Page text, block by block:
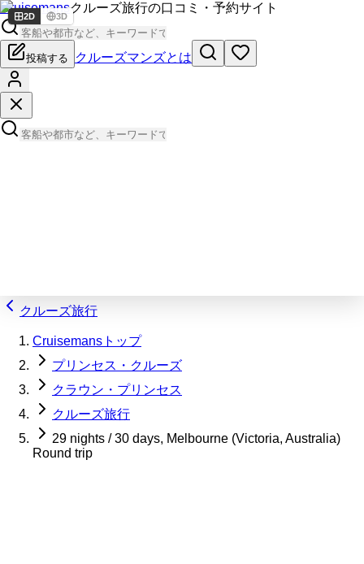
Cruisemansクルーズ旅行の口コミ・予約サイト
投稿する クルーズマンズとは
クルーズ旅行
Cruisemansトップ
プリンセス・クルーズ
クラウン・プリンセス
クルーズ旅行
29 nights / 30 days, Melbourne (Victoria, Australia)
Round trip
2D 3D